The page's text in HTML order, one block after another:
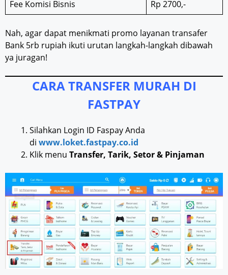
Fee Komisi Bisnis
Rp 2700,-
Nah, agar dapat menikmati promo layanan transafer
Bank 5rb rupiah ikuti urutan langkah-langkah dibawah
ya juragan!
CARA TRANSFER MURAH DI
FASTPAY
Silahkan Login ID Faspay Anda
di www.loket.fastpay.co.id
Klik menu Transfer, Tarik, Setor & Pinjaman